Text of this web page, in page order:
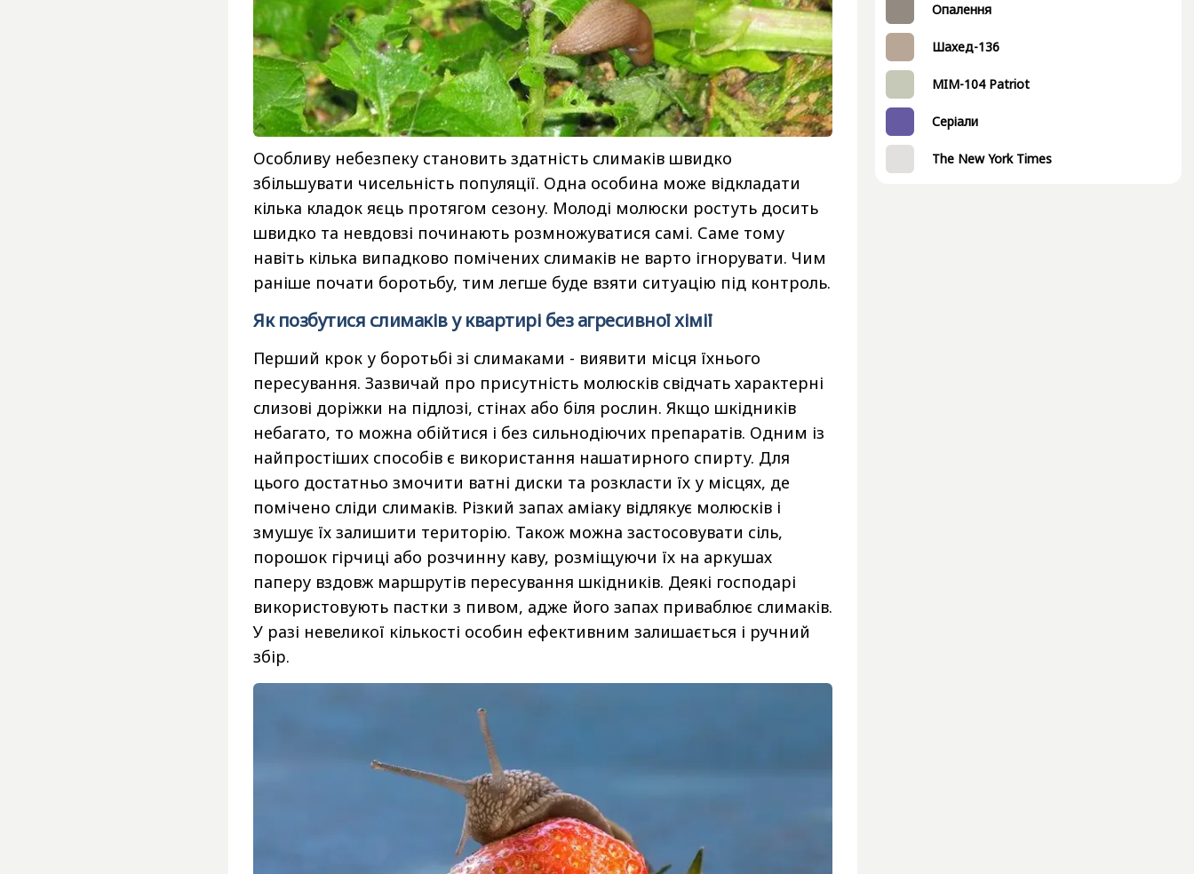
Опалення
Шахед-136
MIM-104 Patriot
Серіали
The New York Times
Особливу небезпеку становить здатність слимаків швидко
збільшувати чисельність популяції. Одна особина може відкладати
кілька кладок яєць протягом сезону. Молоді молюски ростуть досить
швидко та невдовзі починають розмножуватися самі. Саме тому
навіть кілька випадково помічених слимаків не варто ігнорувати. Чим
раніше почати боротьбу, тим легше буде взяти ситуацію під контроль.
Як позбутися слимаків у квартирі без агресивної хімії
Перший крок у боротьбі зі слимаками - виявити місця їхнього
пересування. Зазвичай про присутність молюсків свідчать характерні
слизові доріжки на підлозі, стінах або біля рослин. Якщо шкідників
небагато, то можна обійтися і без сильнодіючих препаратів. Одним із
найпростіших способів є використання нашатирного спирту. Для
цього достатньо змочити ватні диски та розкласти їх у місцях, де
помічено сліди слимаків. Різкий запах аміаку відлякує молюсків і
змушує їх залишити територію. Також можна застосовувати сіль,
порошок гірчиці або розчинну каву, розміщуючи їх на аркушах
паперу вздовж маршрутів пересування шкідників. Деякі господарі
використовують пастки з пивом, адже його запах приваблює слимаків.
У разі невеликої кількості особин ефективним залишається і ручний
збір.